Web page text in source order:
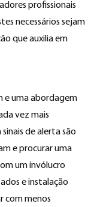
profissionais
necessários sejam
que auxilia em
e uma abordagem
vez mais
de alerta são
e procurar uma
um invólucro
e instalação
com menos